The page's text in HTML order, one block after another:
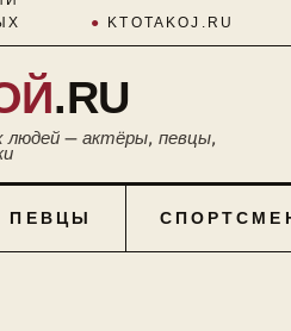
● KTOTAKOJ.RU
.RU
людей — актёры, певцы,
ПЕВЦЫ